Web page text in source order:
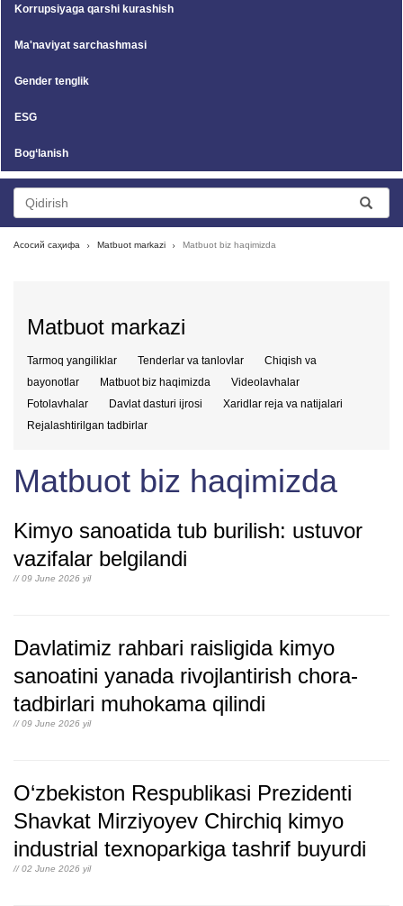
Korrupsiyaga qarshi kurashish
Ma'naviyat sarchashmasi
Gender tenglik
ESG
Bog‘lanish
Асосий саҳифа Matbuot markazi Matbuot biz haqimizda
Matbuot markazi
Tarmoq yangiliklar Tenderlar va tanlovlar
Chiqish va
bayonotlar
Matbuot biz haqimizda
Videolavhalar
Fotolavhalar
Davlat dasturi ijrosi
Xaridlar reja va natijalari
Rejalashtirilgan tadbirlar
Matbuot biz haqimizda
Kimyo sanoatida tub burilish: ustuvor
vazifalar belgilandi
// 09 June 2026 yil
Davlatimiz rahbari raisligida kimyo
sanoatini yanada rivojlantirish chora-
tadbirlari muhokama qilindi
// 09 June 2026 yil
O‘zbekiston Respublikasi Prezidenti
Shavkat Mirziyoyev Chirchiq kimyo
industrial texnoparkiga tashrif buyurdi
// 02 June 2026 yil